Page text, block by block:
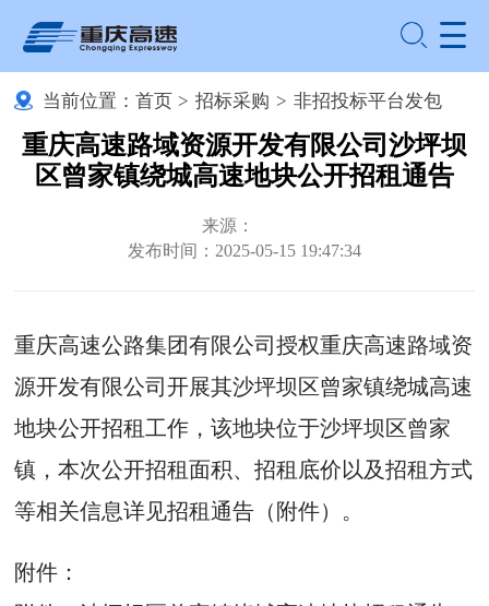
当前位置： 首页 > 招标采购 > 非招投标平台发包
重庆高速路域资源开发有限公司沙坪坝
区曾家镇绕城高速地块公开招租通告
来源：
发布时间：2025-05-15 19:47:34
重庆高速公路集团有限公司授权重庆高速路域资
源开发有限公司开展其沙坪坝区曾家镇绕城高速
地块公开招租工作，该地块位于沙坪坝区曾家
镇，本次公开招租面积、招租底价以及招租方式
等相关信息详见招租通告（附件）。
附件：